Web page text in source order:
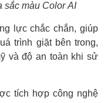
sắc màu Color AI
lực chắc chắn, giúp
trình giặt bên trong,
và độ an toàn khi sử
tích hợp công nghệ